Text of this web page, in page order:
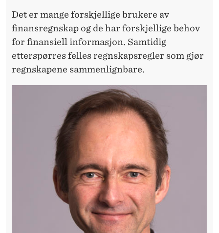
Det er mange forskjellige brukere av
finansregnskap og de har forskjellige behov
for finansiell informasjon. Samtidig
etterspørres felles regnskapsregler som gjør
regnskapene sammenlignbare.